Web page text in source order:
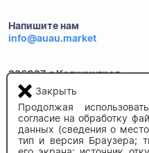
Напишите нам
info@auau.market
236027, г.Калининград
ул.Калязинская 6, оф. 2
Закрыть
Продолжая
согласие на обработку
данных (сведения о
тип и версия Браузера;